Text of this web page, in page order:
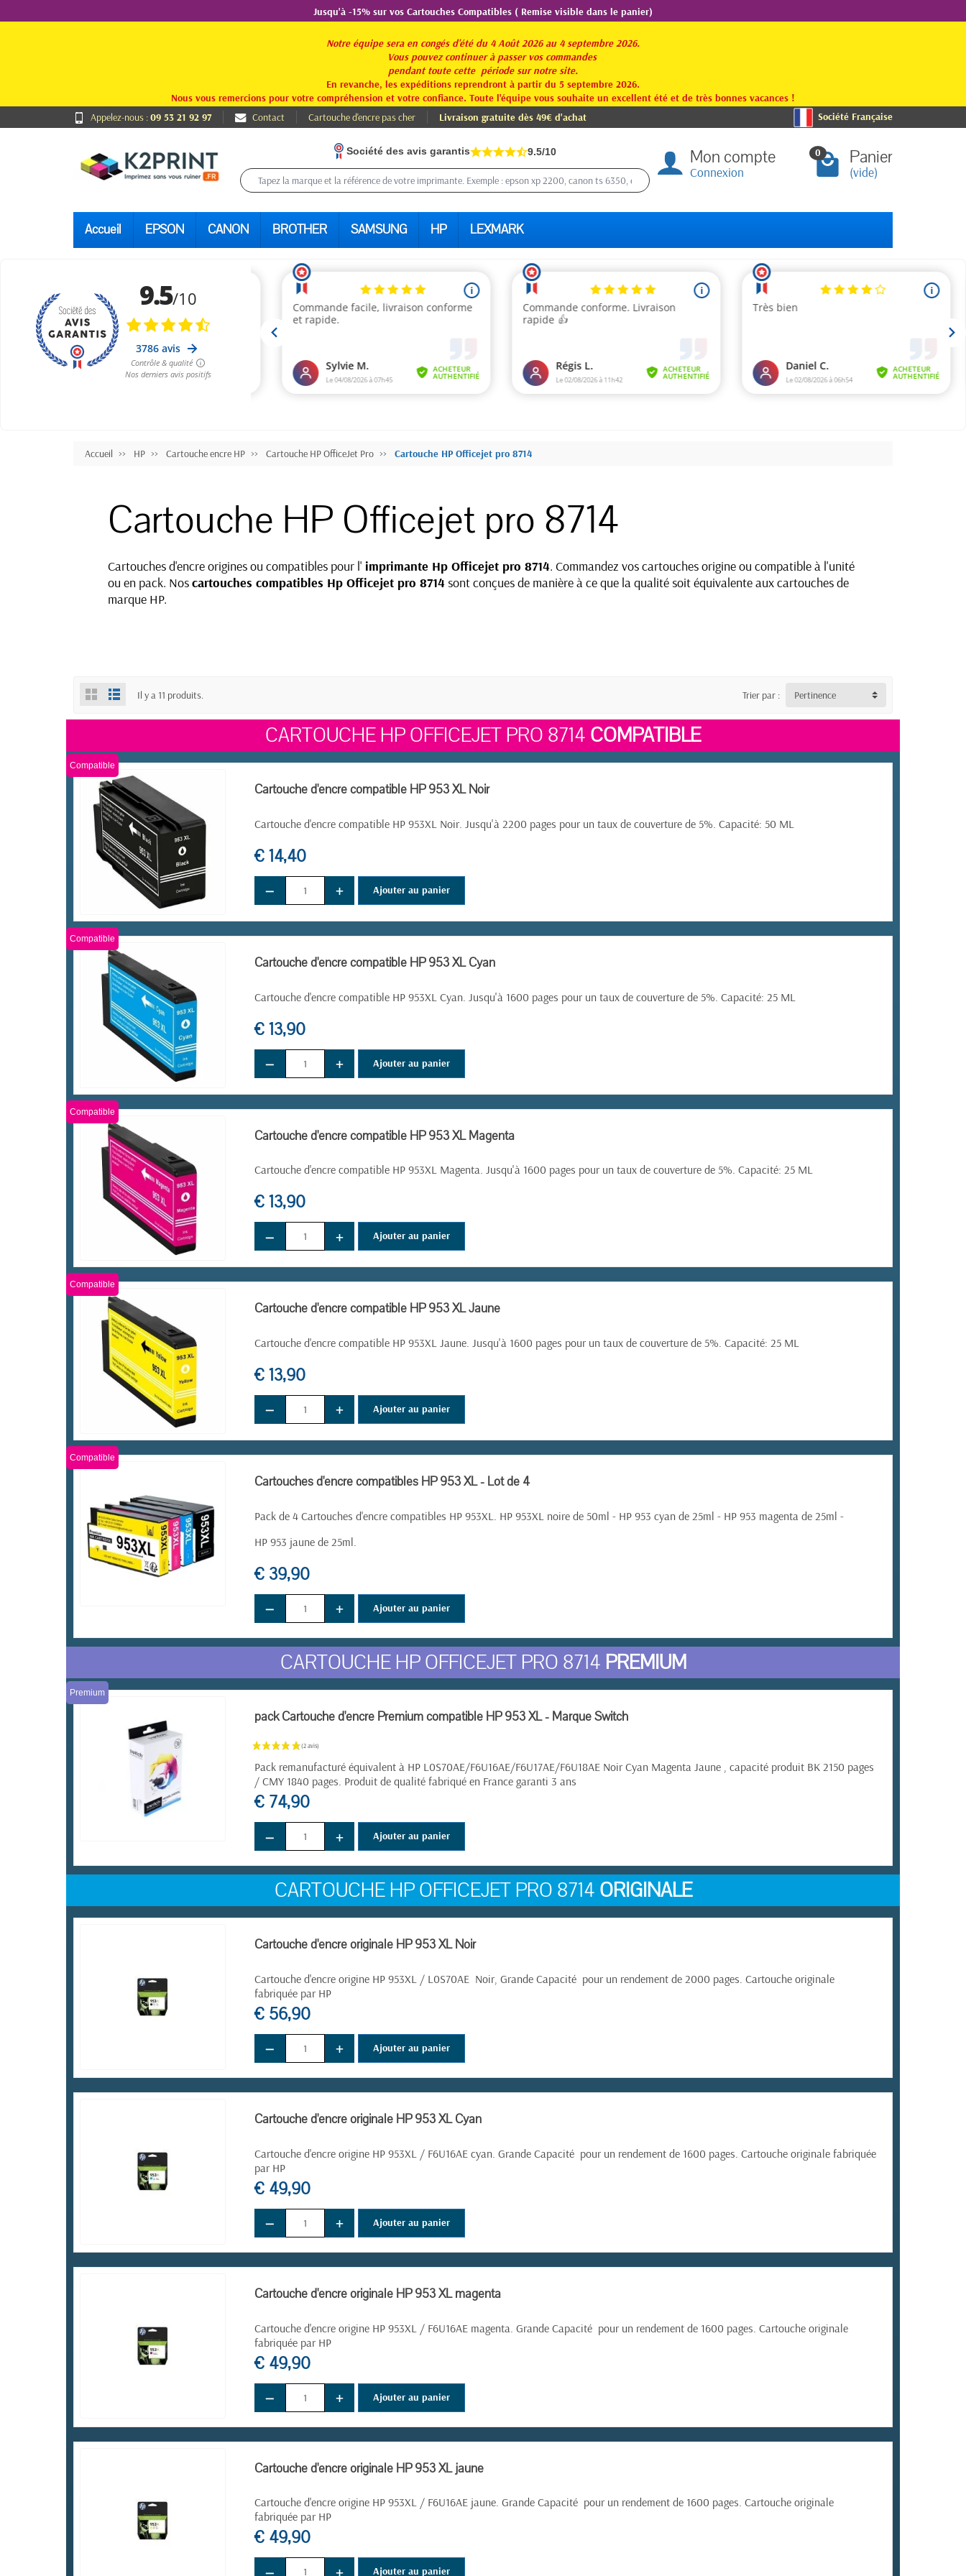
Jusqu'à -15% sur vos Cartouches Compatibles ( Remise visible dans le panier)
Notre équipe sera en congés d'été du 4 Août 2026 au 4 septembre 2026.
Vous pouvez continuer à passer vos commandes
pendant toute cette période sur notre site.
En revanche, les expéditions reprendront à partir du 5 septembre 2026.
Nous vous remercions pour votre compréhension et votre confiance. Toute l'équipe vous souhaite un excellent été et de très bonnes vacances !
Appelez-nous :09 53 21 92 97 Contact Cartouche d'encre pas cher Livraison gratuite dès 49€ d'achat Société Française
Société des avis garantis 9.5/10 Mon compte
Connexion
0 Panier
(vide)
Accueil EPSON CANON BROTHER SAMSUNG HP LEXMARK
Accueil HP Cartouche encre HP Cartouche HP OfficeJet Pro Cartouche HP Officejet pro 8714
Cartouche HP Officejet pro 8714
Cartouches d'encre origines ou compatibles pour l' imprimante Hp Officejet pro 8714. Commandez vos cartouches origine ou compatible à l'unité
ou en pack. Noscartouches compatibles Hp Officejet pro 8714sont conçues de manière à ce que la qualité soit équivalente aux cartouches de
marque HP.
Il y a 11 produits. Trier par : Pertinence
CARTOUCHE HP OFFICEJET PRO 8714 COMPATIBLE
Compatible
Cartouche d'encre compatible HP 953 XL Noir
Cartouche d'encre compatible HP 953XL Noir. Jusqu'à 2200 pages pour un taux de couverture de 5%. Capacité: 50 ML
€ 14,40
− + Ajouter au panier
Compatible
Cartouche d'encre compatible HP 953 XL Cyan
Cartouche d'encre compatible HP 953XL Cyan. Jusqu'à 1600 pages pour un taux de couverture de 5%. Capacité: 25 ML
€ 13,90
− + Ajouter au panier
Compatible
Cartouche d'encre compatible HP 953 XL Magenta
Cartouche d'encre compatible HP 953XL Magenta. Jusqu'à 1600 pages pour un taux de couverture de 5%. Capacité: 25 ML
€ 13,90
− + Ajouter au panier
Compatible
Cartouche d'encre compatible HP 953 XL Jaune
Cartouche d'encre compatible HP 953XL Jaune. Jusqu'à 1600 pages pour un taux de couverture de 5%. Capacité: 25 ML
€ 13,90
− + Ajouter au panier
Compatible
Cartouches d'encre compatibles HP 953 XL - Lot de 4
Pack de 4 Cartouches d'encre compatibles HP 953XL. HP 953XL noire de 50ml - HP 953 cyan de 25ml - HP 953 magenta de 25ml -
HP 953 jaune de 25ml.
€ 39,90
− + Ajouter au panier
CARTOUCHE HP OFFICEJET PRO 8714 PREMIUM
Premium
pack Cartouche d'encre Premium compatible HP 953 XL - Marque Switch
Pack remanufacturé équivalent à HP L0S70AE/F6U16AE/F6U17AE/F6U18AE Noir Cyan Magenta Jaune , capacité produit BK 2150 pages
/ CMY 1840 pages. Produit de qualité fabriqué en France garanti 3 ans
€ 74,90
− + Ajouter au panier
CARTOUCHE HP OFFICEJET PRO 8714 ORIGINALE
EN STOCK
Cartouche d'encre originale HP 953 XL Noir
Cartouche d'encre origine HP 953XL / L0S70AE Noir, Grande Capacité pour un rendement de 2000 pages. Cartouche originale
fabriquée par HP
€ 56,90
− + Ajouter au panier
EN STOCK
Cartouche d'encre originale HP 953 XL Cyan
Cartouche d'encre origine HP 953XL / F6U16AE cyan. Grande Capacité pour un rendement de 1600 pages. Cartouche originale fabriquée
par HP
€ 49,90
− + Ajouter au panier
EN STOCK
Cartouche d'encre originale HP 953 XL magenta
Cartouche d'encre origine HP 953XL / F6U16AE magenta. Grande Capacité pour un rendement de 1600 pages. Cartouche originale
fabriquée par HP
€ 49,90
− + Ajouter au panier
Cartouche d'encre originale HP 953 XL jaune
Cartouche d'encre origine HP 953XL / F6U16AE jaune. Grande Capacité pour un rendement de 1600 pages. Cartouche originale
fabriquée par HP
€ 49,90
− + Ajouter au panier